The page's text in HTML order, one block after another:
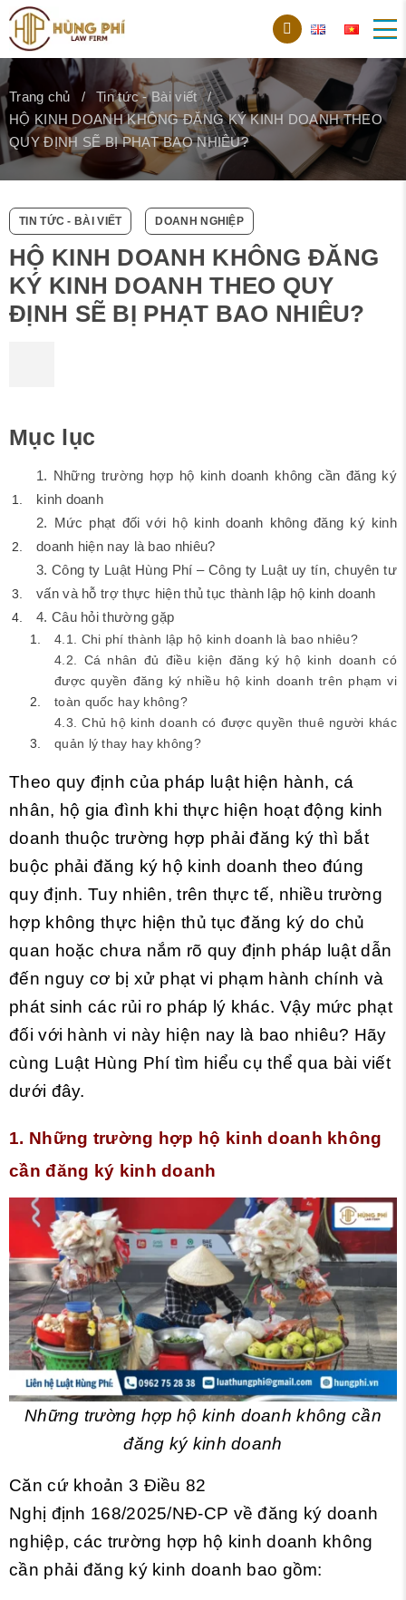
Trang chủ
Tin tức - Bài viết
HỘ KINH DOANH KHÔNG ĐĂNG KÝ KINH DOANH THEO
QUY ĐỊNH SẼ BỊ PHẠT BAO NHIÊU?
TIN TỨC - BÀI VIẾT DOANH NGHIỆP
HỘ KINH DOANH KHÔNG ĐĂNG
KÝ KINH DOANH THEO QUY
ĐỊNH SẼ BỊ PHẠT BAO NHIÊU?
Mục lục
1. Những trường hợp hộ kinh doanh không cần đăng ký
kinh doanh
2. Mức phạt đối với hộ kinh doanh không đăng ký kinh
doanh hiện nay là bao nhiêu?
3. Công ty Luật Hùng Phí – Công ty Luật uy tín, chuyên tư
vấn và hỗ trợ thực hiện thủ tục thành lập hộ kinh doanh
4. Câu hỏi thường gặp
4.1. Chi phí thành lập hộ kinh doanh là bao nhiêu?
4.2. Cá nhân đủ điều kiện đăng ký hộ kinh doanh có
được quyền đăng ký nhiều hộ kinh doanh trên phạm vi
toàn quốc hay không?
4.3. Chủ hộ kinh doanh có được quyền thuê người khác
quản lý thay hay không?
Theo quy định của pháp luật hiện hành, cá
nhân, hộ gia đình khi thực hiện hoạt động kinh
doanh thuộc trường hợp phải đăng ký thì bắt
buộc phải đăng ký hộ kinh doanh theo đúng
quy định. Tuy nhiên, trên thực tế, nhiều trường
hợp không thực hiện thủ tục đăng ký do chủ
quan hoặc chưa nắm rõ quy định pháp luật dẫn
đến nguy cơ bị xử phạt vi phạm hành chính và
phát sinh các rủi ro pháp lý khác. Vậy mức phạt
đối với hành vi này hiện nay là bao nhiêu? Hãy
cùng Luật Hùng Phí tìm hiểu cụ thể qua bài viết
dưới đây.
1. Những trường hợp hộ kinh doanh không
cần đăng ký kinh doanh
Những trường hợp hộ kinh doanh không cần
đăng ký kinh doanh
Căn cứ khoản 3 Điều 82
Nghị định 168/2025/NĐ-CP về đăng ký doanh
nghiệp, các trường hợp hộ kinh doanh không
cần phải đăng ký kinh doanh bao gồm: